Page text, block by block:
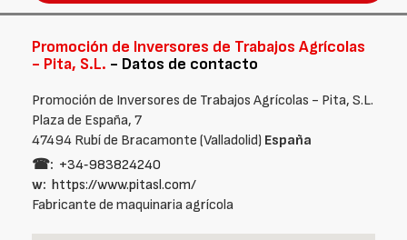
Promoción de Inversores de Trabajos Agrícolas
- Pita, S.L. - Datos de contacto
Promoción de Inversores de Trabajos Agrícolas - Pita, S.L.
Plaza de España, 7
47494 Rubí de Bracamonte (Valladolid) España
☎: +34‑983824240
w: https://www.pitasl.com/
Fabricante de maquinaria agrícola